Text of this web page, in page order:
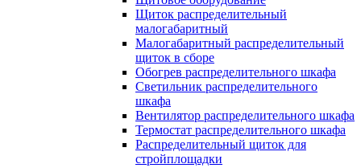
Щиток распределительный
малогабаритный
Малогабаритный распределительный
щиток в сборе
Обогрев распределительного шкафа
Светильник распределительного
шкафа
Вентилятор распределительного шкафа
Термостат распределительного шкафа
Распределительный щиток для
стройплощадки